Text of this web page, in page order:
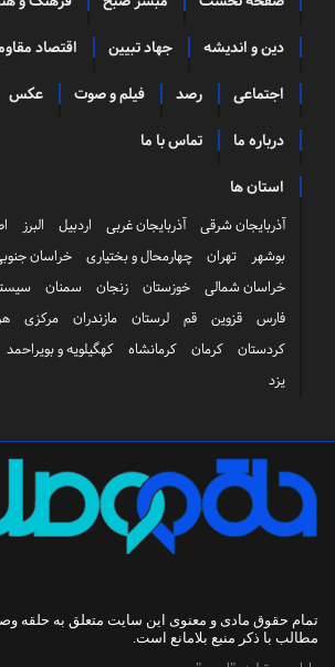
دین و اندیشه جهاد تبیین اقتصاد
اجتماعی رصد فیلم و صوت عکس
درباره ما تماس با ما
استان ها
آذربایجان شرقی آذربایجان غربی اردبیل البرز
بوشهر
تهران چهارمحال و بختیاری خراسان
خراسان شمالی
خوزستان زنجان سمنان
فارس
قزوین قم لرستان مازندران مرکزی
کردستان
کرمان کرمانشاه کهگیلویه و بویراحمد
یزد
تمام حقوق مادی و معنوی این سایت متعلق به حلقه
مطالب با ذکر منبع بلامانع است.